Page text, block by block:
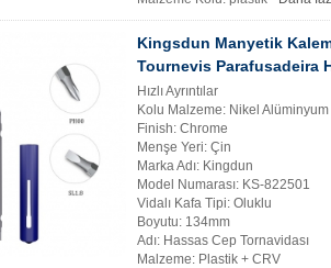
Kingsdun Manyetik
Tournevis Parafusadeira
Hızlı Ayrıntılar
Kolu Malzeme: Nikel
Finish: Chrome
Menşe Yeri: Çin
Marka Adı: Kingdun
Model Numarası: KS-822501
Vidalı Kafa Tipi: Oluklu
Boyutu: 134mm
Adı: Hassas Cep Tornavidası
Malzeme: Plastik + CRV